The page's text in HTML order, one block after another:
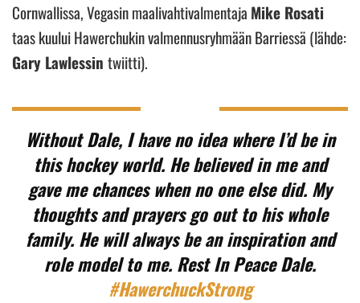
Cornwallissa, Vegasin maalivahtivalmentaja Mike Rosati
taas kuului Hawerchukin valmennusryhmään Barriessä (lähde:
Gary Lawlessin twiitti).
Without Dale, I have no idea where I’d be in
this hockey world. He believed in me and
gave me chances when no one else did. My
thoughts and prayers go out to his whole
family. He will always be an inspiration and
role model to me. Rest In Peace Dale.
#HawerchuckStrong